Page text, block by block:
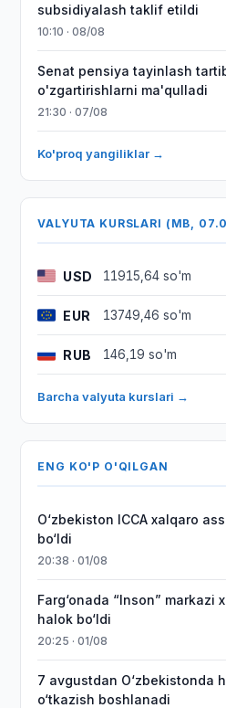
subsidiyalash taklif etildi
10:10 · 08/08
Senat pensiya tayinlash
o'zgartirishlarni ma'qulladi
21:30 · 07/08
Ko'proq yangiliklar →
VALYUTA KURSLARI (MB,
USD 11915,64 so'm
EUR 13749,46 so'm
RUB 146,19 so'm
Barcha valyuta kurslari →
ENG KO'P O'QILGAN
O‘zbekiston ICCA xalqaro
bo‘ldi
20:38 · 01/08
Farg‘onada “Inson” markazi
halok bo‘ldi
20:25 · 01/08
7 avgustdan O‘zbekistonda
o‘tkazish boshlanadi